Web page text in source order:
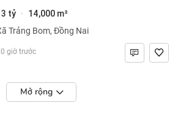
tỷ · 14,000 m²
Trảng Bom, Đồng Nai
giờ trước
Mở rộng